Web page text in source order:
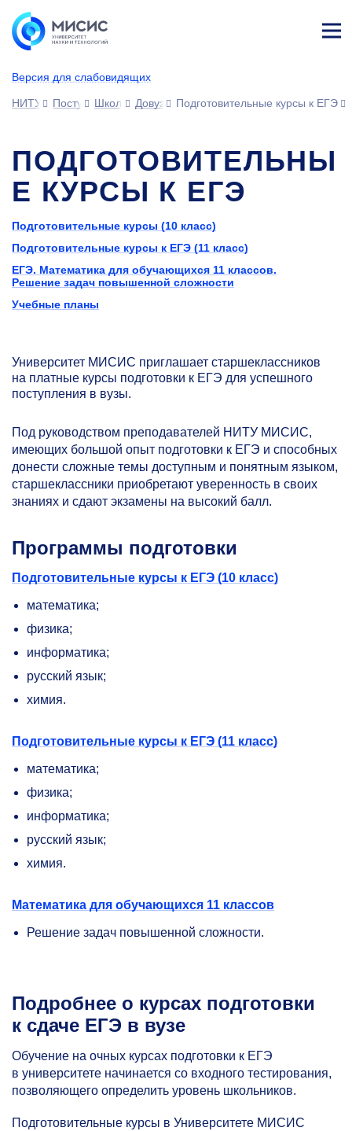
Версия для слабовидящих
ине
НИТУ МИСИСПоступающимШкольникамДовузовская подготовка
Подготовительные курсы к ЕГЭ
ПОДГОТОВИТЕЛЬНЫ
Е КУРСЫ К ЕГЭ
Подготовительные курсы (10 класс)
Подготовительные курсы к ЕГЭ (11 класс)
ЕГЭ. Математика для обучающихся 11 классов.
Решение задач повышенной сложности
Учебные планы
Университет МИСИС приглашает старшеклассников
на платные курсы подготовки к ЕГЭ для успешного
поступления в вузы.
Под руководством преподавателей НИТУ МИСИС,
имеющих большой опыт подготовки к ЕГЭ и способных
донести сложные темы доступным и понятным языком,
старшеклассники приобретают уверенность в своих
знаниях и сдают экзамены на высокий балл.
Программы подготовки
Подготовительные курсы к ЕГЭ (10 класс)
математика;
физика;
информатика;
русский язык;
химия.
Подготовительные курсы к ЕГЭ (11 класс)
математика;
физика;
информатика;
русский язык;
химия.
Математика для обучающихся 11 классов
Решение задач повышенной сложности.
Подробнее о курсах подготовки
к сдаче ЕГЭ в вузе
Обучение на очных курсах подготовки к ЕГЭ
в университете начинается со входного тестирования,
позволяющего определить уровень школьников.
Подготовительные курсы в Университете МИСИС